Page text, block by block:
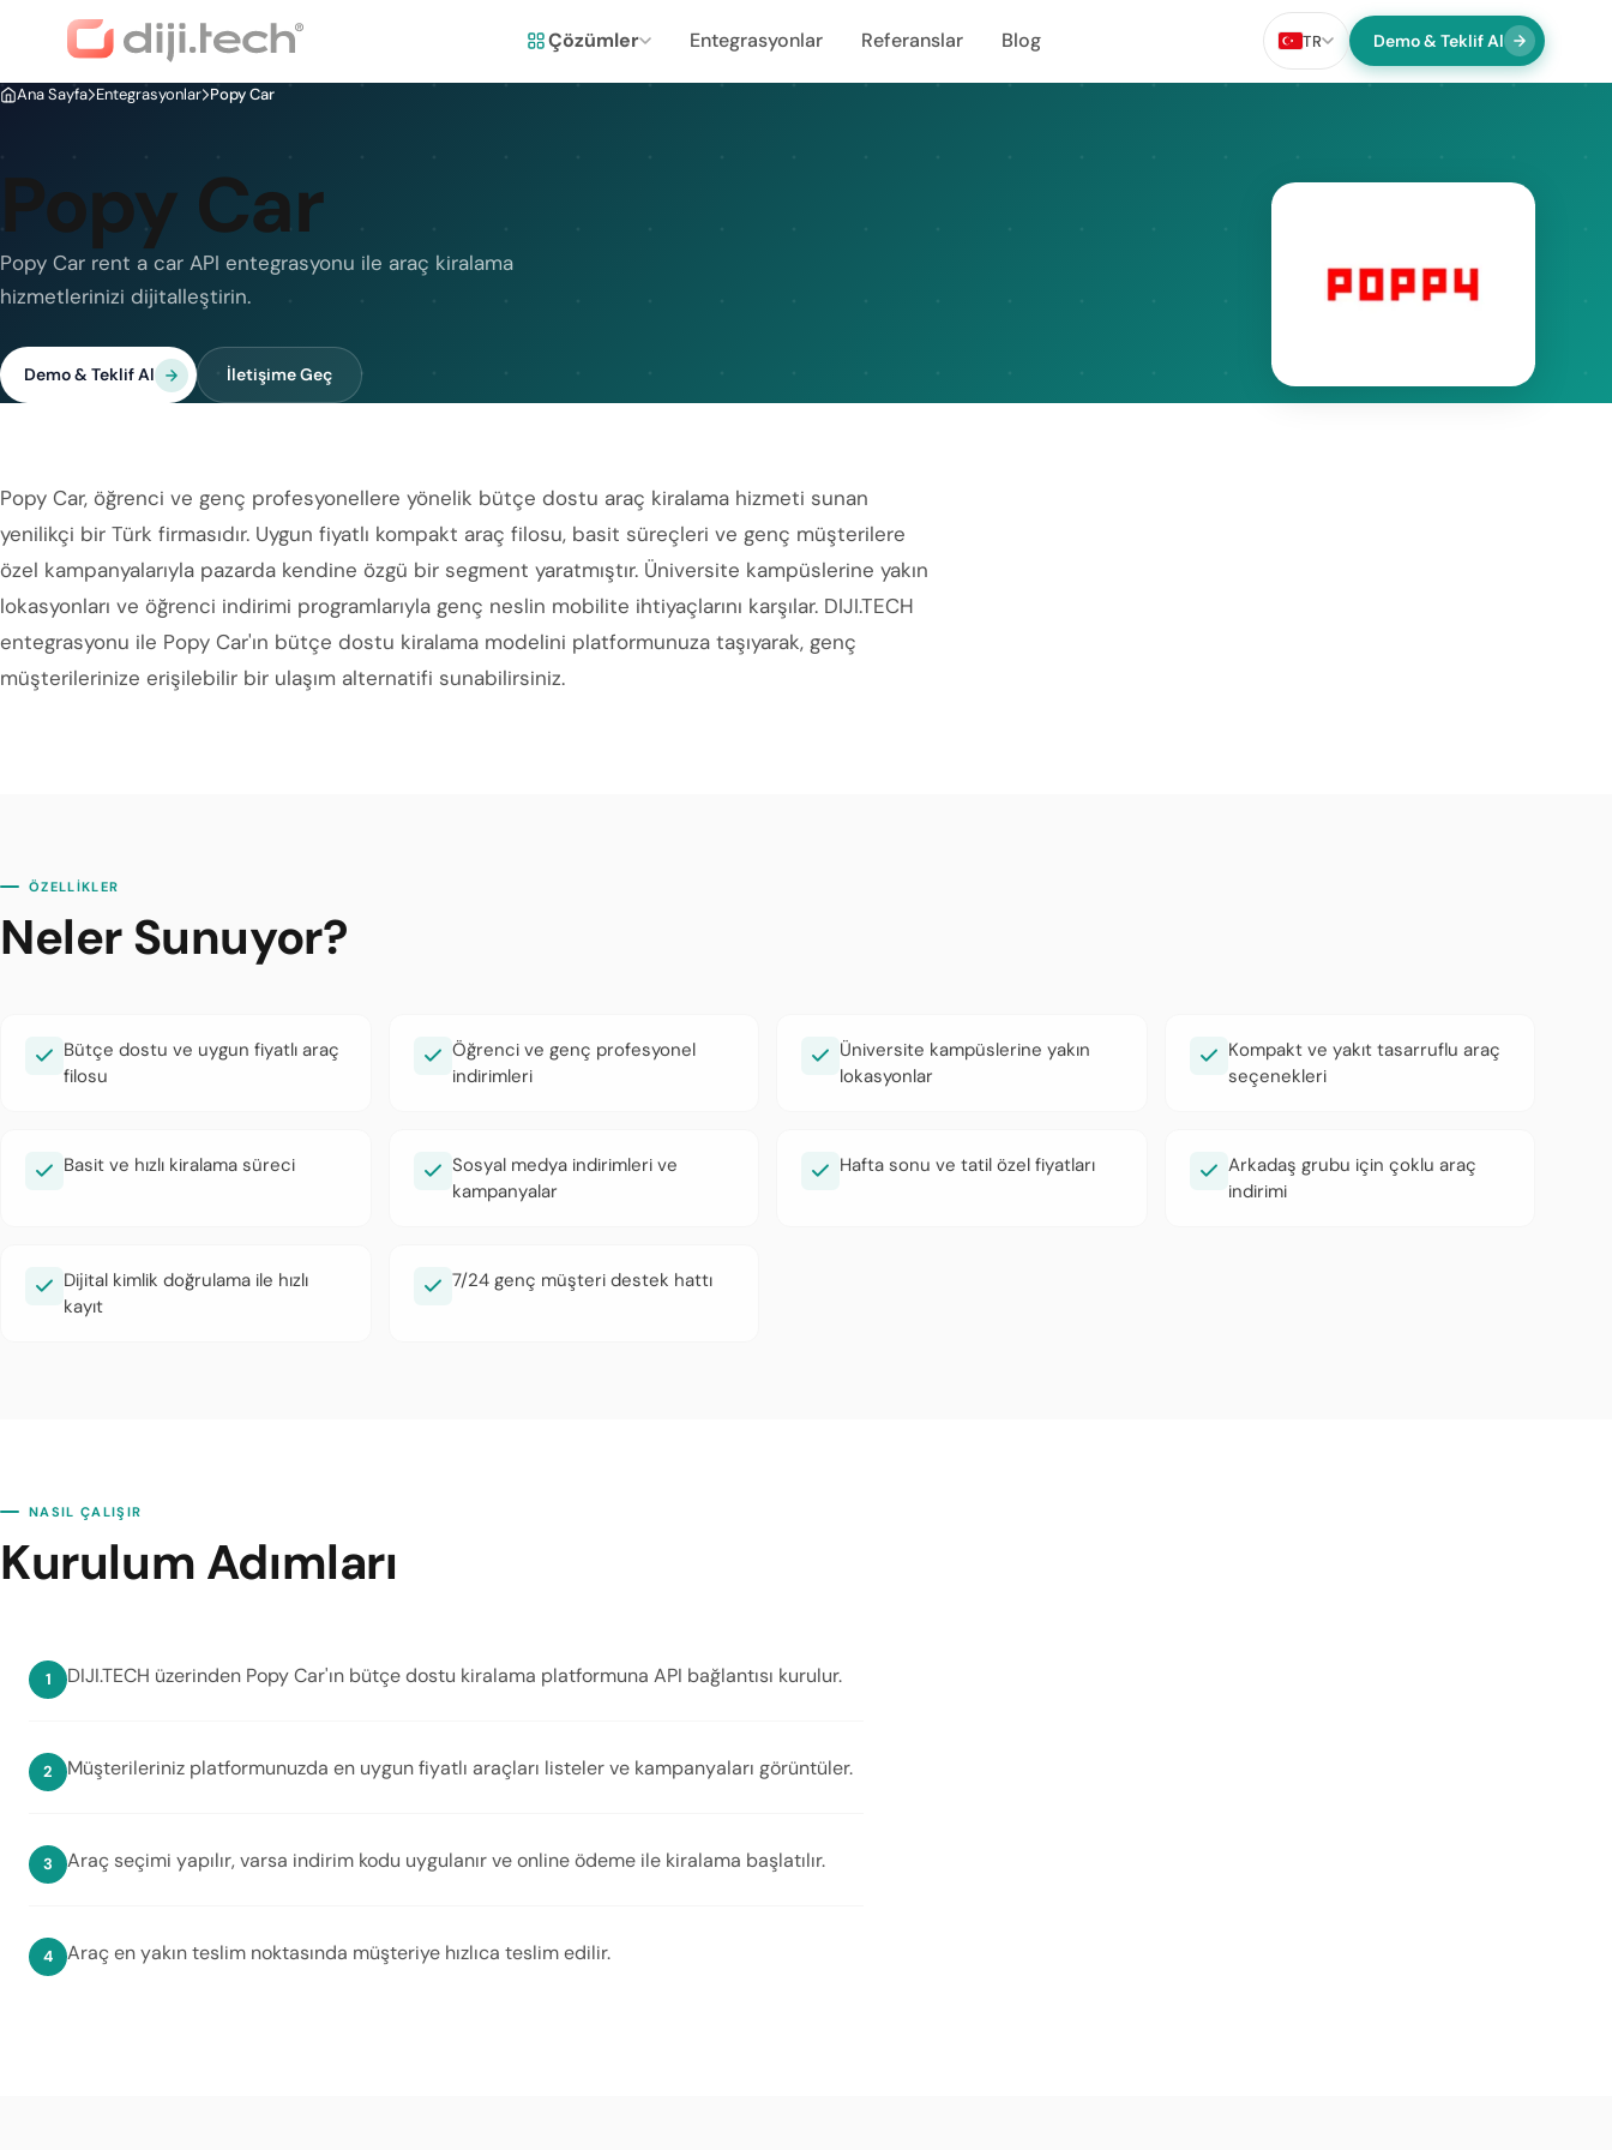
Çözümler Entegrasyonlar Referanslar Blog TR Demo & Teklif Al
Ana Sayfa Entegrasyonlar Popy Car
Popy Car
Popy Car rent a car API entegrasyonu ile araç kiralama
hizmetlerinizi dijitalleştirin.
Demo & Teklif Al İletişime Geç
Popy Car, öğrenci ve genç profesyonellere yönelik bütçe dostu araç kiralama hizmeti sunan
yenilikçi bir Türk firmasıdır. Uygun fiyatlı kompakt araç filosu, basit süreçleri ve genç müşterilere
özel kampanyalarıyla pazarda kendine özgü bir segment yaratmıştır. Üniversite kampüslerine yakın
lokasyonları ve öğrenci indirimi programlarıyla genç neslin mobilite ihtiyaçlarını karşılar. DIJI.TECH
entegrasyonu ile Popy Car'ın bütçe dostu kiralama modelini platformunuza taşıyarak, genç
müşterilerinize erişilebilir bir ulaşım alternatifi sunabilirsiniz.
ÖZELLİKLER
Neler Sunuyor?
Bütçe dostu ve uygun fiyatlı araç
filosu
Öğrenci ve genç profesyonel
indirimleri
Üniversite kampüslerine yakın
lokasyonlar
Kompakt ve yakıt tasarruflu araç
seçenekleri
Basit ve hızlı kiralama süreci
Sosyal medya indirimleri ve
kampanyalar
Hafta sonu ve tatil özel fiyatları
Arkadaş grubu için çoklu araç
indirimi
Dijital kimlik doğrulama ile hızlı
kayıt
7/24 genç müşteri destek hattı
NASIL ÇALIŞIR
Kurulum Adımları
DIJI.TECH üzerinden Popy Car'ın bütçe dostu kiralama platformuna API bağlantısı kurulur.
Müşterileriniz platformunuzda en uygun fiyatlı araçları listeler ve kampanyaları görüntüler.
Araç seçimi yapılır, varsa indirim kodu uygulanır ve online ödeme ile kiralama başlatılır.
Araç en yakın teslim noktasında müşteriye hızlıca teslim edilir.